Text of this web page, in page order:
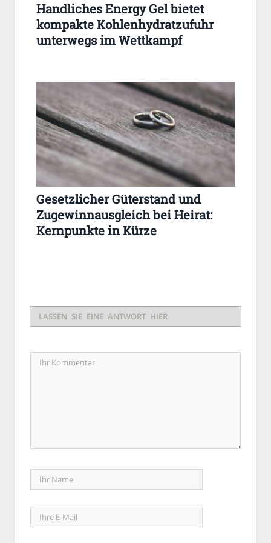
Handliches Energy Gel bietet
kompakte Kohlenhydratzufuhr
unterwegs im Wettkampf
Gesetzlicher Güterstand und
Zugewinnausgleich bei Heirat:
Kernpunkte in Kürze
LASSEN SIE EINE ANTWORT HIER